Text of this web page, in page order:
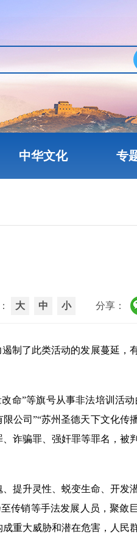
中华文化 专
大 中 小 分享：
制了此类活动的发展蔓延，
命”等旗号从事非法培训活动
公司”“苏州圣德天下文化传
诈骗罪、强奸罪等罪名，被
提升灵性、蜕变生命、开发
传销等手法发展人员，聚敛
重大威胁和潜在危害，人民